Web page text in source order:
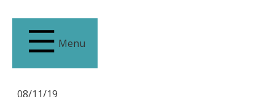
Menu
08/11/19